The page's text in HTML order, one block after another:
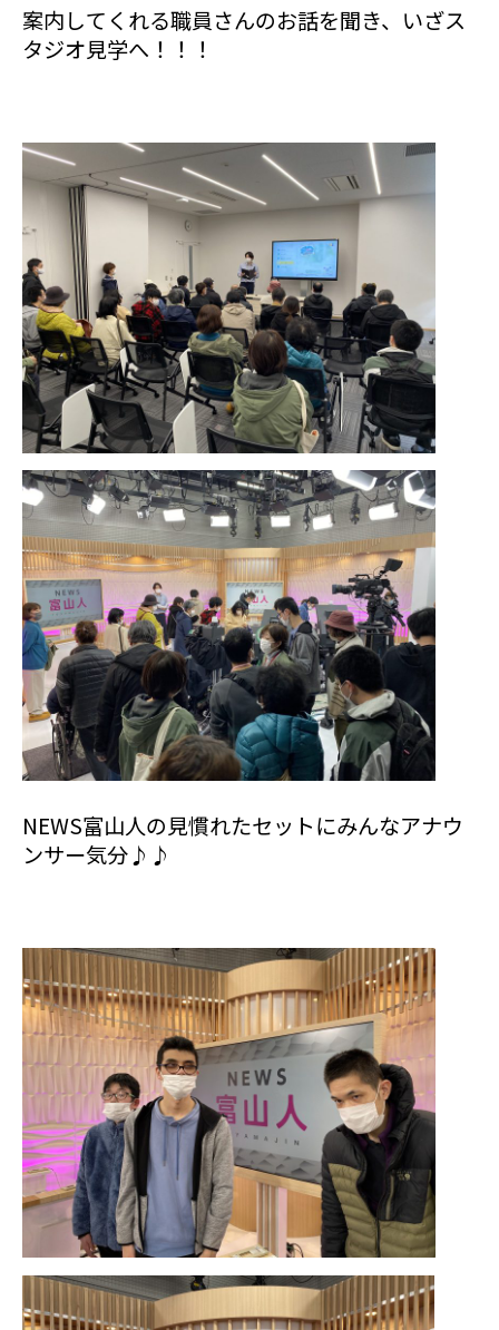
案内してくれる職員さんのお話を聞き、いざス
タジオ見学へ！！！
NEWS富山人の見慣れたセットにみんなアナウ
ンサー気分♪♪